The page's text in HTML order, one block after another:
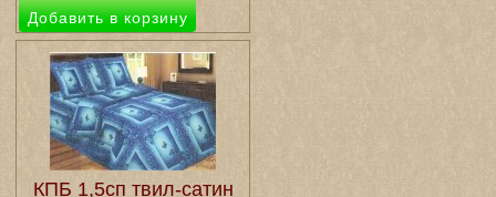
КПБ 1,5сп твил-сатин